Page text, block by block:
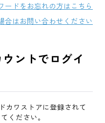
ードをお忘れの方はこちら
合はお問い合わせください
ントでログイ
カワストアに登録されて
ください。